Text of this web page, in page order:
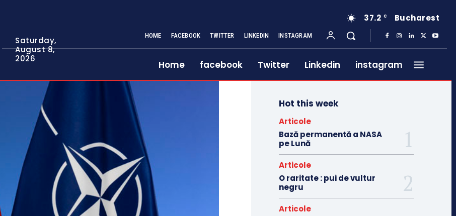
Saturday,
August 8,
2026
37.2 C Bucharest
HOME FACEBOOK TWITTER LINKEDIN INSTAGRAM
Home facebook Twitter Linkedin instagram
Hot this week
Articole
Bază permanentă a NASA
pe Lună
Articole
O raritate : pui de vultur
negru
Articole